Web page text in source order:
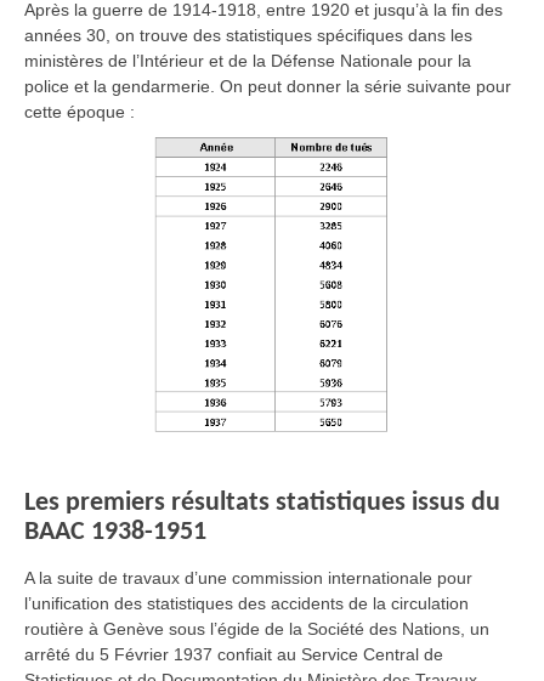
Après la guerre de 1914-1918, entre 1920 et jusqu’à la fin des
années 30, on trouve des statistiques spécifiques dans les
ministères de l’Intérieur et de la Défense Nationale pour la
police et la gendarmerie. On peut donner la série suivante pour
cette époque :
Les premiers résultats statistiques issus du
BAAC 1938-1951
A la suite de travaux d’une commission internationale pour
l’unification des statistiques des accidents de la circulation
routière à Genève sous l’égide de la Société des Nations, un
arrêté du 5 Février 1937 confiait au Service Central de